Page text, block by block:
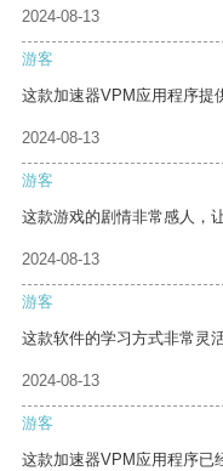
2024-08-13
游客
这款加速器VPM应用程序提
2024-08-13
游客
这款游戏的剧情非常感人，
2024-08-13
游客
这款软件的学习方式非常灵
2024-08-13
游客
这款加速器VPM应用程序已